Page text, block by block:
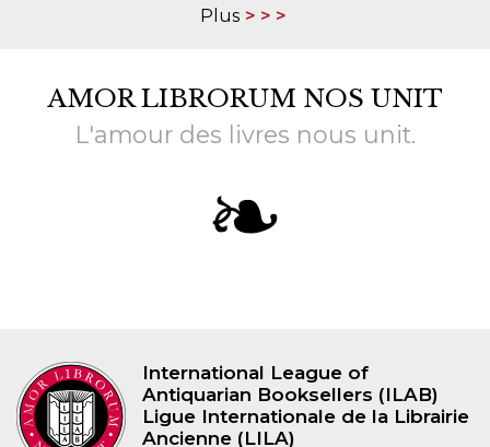
Plus
AMOR LIBRORUM NOS UNIT
L'amour des livres nous unit.
International League of
Antiquarian Booksellers (ILAB)
Ligue Internationale de la Librairie
Ancienne (LILA)